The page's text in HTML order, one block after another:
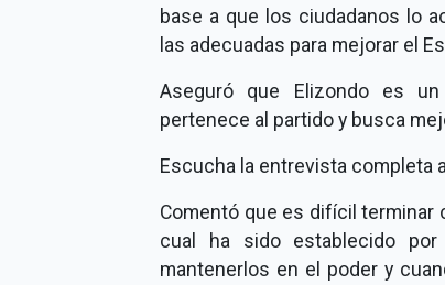
base a que los ciudadanos lo
las adecuadas para mejorar el
Aseguró que Elizondo es
pertenece al partido y busca
Escucha la entrevista completa
Comentó que es difícil terminar
cual ha sido establecido
mantenerlos en el poder y